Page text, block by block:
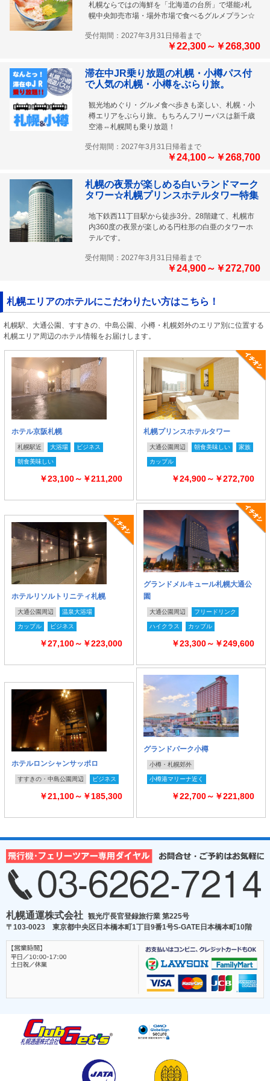
札幌ならではの海鮮を「北海道の台所」で堪能♪札
幌中央卸売市場・場外市場で食べるグルメプラン☆
受付期間：2027年3月31日帰着まで
￥22,300～￥268,300
滞在中JR乗り放題の札幌・小樽パス付
で人気の札幌・小樽をぶらり旅。
観光地めぐり・グルメ食べ歩きも楽しい、札幌・小
樽エリアをぶらり旅。もちろんフリーパスは新千歳
空港⇔札幌間も乗り放題！
受付期間：2027年3月31日帰着まで
￥24,100～￥268,700
札幌の夜景が楽しめる白いランドマーク
タワー☆札幌プリンスホテルタワー特集
地下鉄西11丁目駅から徒歩3分。28階建て、札幌市
内360度の夜景が楽しめる円柱形の白亜のタワーホ
テルです。
受付期間：2027年3月31日帰着まで
￥24,900～￥272,700
札幌エリアのホテルにこだわりたい方はこちら！
札幌駅、大通公園、すすきの、中島公園、小樽・札幌郊外のエリア別に位置する
札幌エリア周辺のホテル情報をお届けします。
ホテル京阪札幌
札幌駅近 大浴場 ビジネス
朝食美味しい
￥23,100～￥211,200
札幌プリンスホテルタワー
大通公園周辺 朝食美味しい 家族
カップル
￥24,900～￥272,700
ホテルリソルトリニティ札幌
大通公園周辺 温泉大浴場
カップル ビジネス
￥27,100～￥223,000
グランドメルキュール札幌大通公
園
大通公園周辺 フリードリンク
ハイクラス カップル
￥23,300～￥249,600
ホテルロンシャンサッポロ
すすきの・中島公園周辺 ビジネス
￥21,100～￥185,300
グランドパーク小樽
小樽・札幌郊外
小樽港マリーナ近く
￥22,700～￥221,800
札幌通運株式会社
観光庁長官登録旅行業 第225号
〒103-0023 東京都中央区日本橋本町1丁目9番1号S-GATE日本橋本町10階